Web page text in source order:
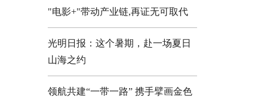
"电影+"带动产业链,再证无可取代
光明日报：这个暑期，赴一场夏日
山海之约
领航共建“一带一路” 携手擘画金色